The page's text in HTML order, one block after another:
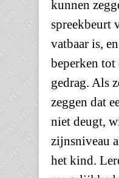
kunnen
spreekbeurt
vatbaar is,
beperken tot
gedrag. Als
zeggen dat
niet deugt,
zijnsniveau
het kind.